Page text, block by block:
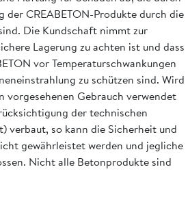
der CREABETON-Produkte durch die
Die Kundschaft nimmt zur
Lagerung zu achten ist und dass
vor Temperaturschwankungen
zu schützen sind. Wird
vorgesehenen Gebrauch verwendet
der technischen
verbaut, so kann die Sicherheit und
gewährleistet werden und jegliche
Nicht alle Betonprodukte sind